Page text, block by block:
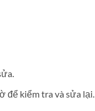
để kiểm tra và sửa lại.